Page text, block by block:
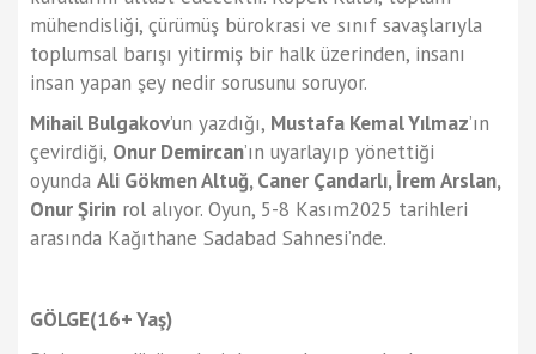
mühendisliği, çürümüş bürokrasi ve sınıf savaşlarıyla
toplumsal barışı yitirmiş bir halk üzerinden, insanı
insan yapan şey nedir sorusunu soruyor.
Mihail Bulgakov’un yazdığı, Mustafa Kemal Yılmaz’ın
çevirdiği, Onur Demircan’ın uyarlayıp yönettiği
oyunda Ali Gökmen Altuğ, Caner Çandarlı, İrem Arslan,
Onur Şirin rol alıyor. Oyun, 5-8 Kasım2025 tarihleri
arasında Kağıthane Sadabad Sahnesi’nde.
GÖLGE(16+ Yaş)